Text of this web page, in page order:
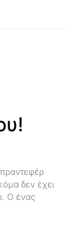
δεν έχει
Ο ένας